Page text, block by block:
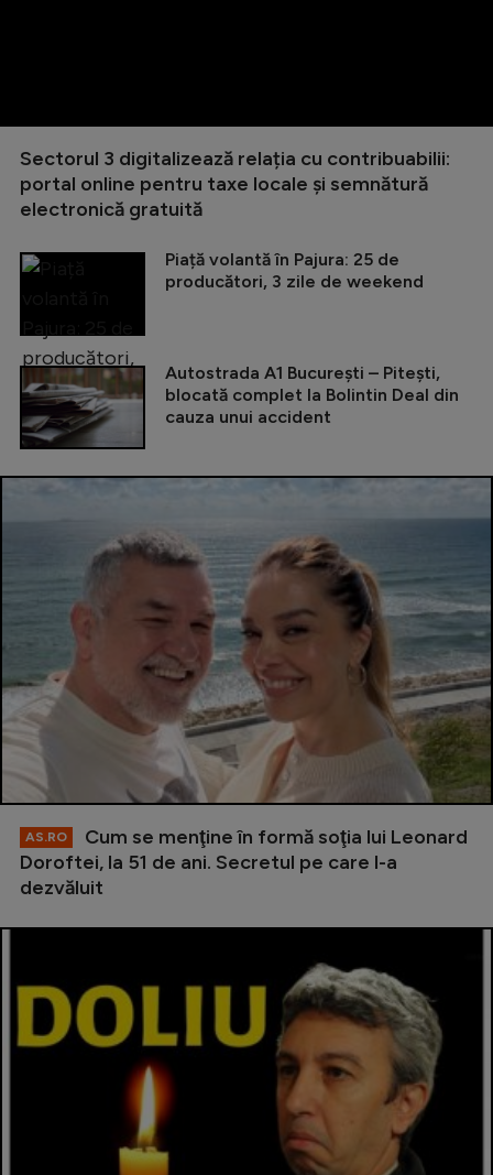
Sectorul 3 digitalizează relația cu contribuabilii:
portal online pentru taxe locale și semnătură
electronică gratuită
Piață volantă în Pajura: 25 de
producători, 3 zile de weekend
Autostrada A1 București – Pitești,
blocată complet la Bolintin Deal din
cauza unui accident
AS.RO
Cum se menţine în formă soţia lui Leonard
Doroftei, la 51 de ani. Secretul pe care l-a
dezvăluit